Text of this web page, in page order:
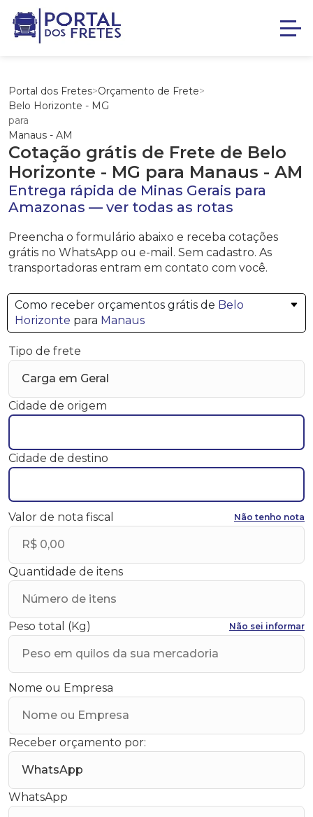
Portal dos Fretes>Orçamento de Frete>
Belo Horizonte - MG
para
Manaus - AM
Cotação grátis de Frete de Belo
Horizonte - MG para Manaus - AM
Entrega rápida de Minas Gerais para
Amazonas — ver todas as rotas
Preencha o formulário abaixo e receba cotações
grátis no WhatsApp ou e-mail. Sem cadastro. As
transportadoras entram em contato com você.
Como receber orçamentos grátis de Belo
Horizonte para Manaus
Tipo de frete
Cidade de origem
Cidade de destino
Valor de nota fiscal Não tenho nota
Quantidade de itens
Peso total (Kg) Não sei informar
Nome ou Empresa
Receber orçamento por:
WhatsApp